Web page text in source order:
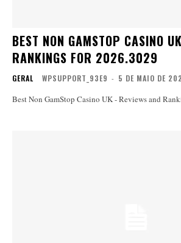
BEST NON GAMSTOP CASINO
RANKINGS FOR 2026.3029
GERAL WPSUPPORT_93E9 - 5 DE MAIO DE